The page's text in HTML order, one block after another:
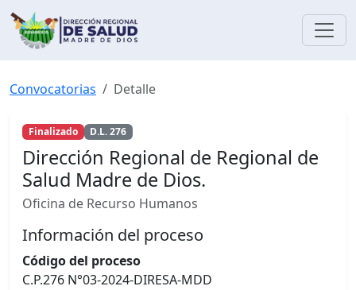
Convocatorias Detalle
Finalizado D.L. 276
Dirección Regional de Regional de
Salud Madre de Dios.
Oficina de Recurso Humanos
Información del proceso
Código del proceso
C.P.276 N°03-2024-DIRESA-MDD